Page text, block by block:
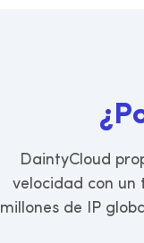
¿P
DaintyCloud
velocidad con un
millones de IP